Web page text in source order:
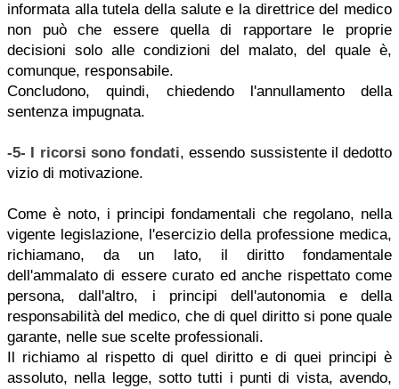
informata alla tutela della salute e la direttrice del medico
non può che essere quella di rapportare le proprie
decisioni solo alle condizioni del malato, del quale è,
comunque, responsabile.
Concludono, quindi, chiedendo l'annullamento della
sentenza impugnata.
-5- I ricorsi sono fondati, essendo sussistente il dedotto
vizio di motivazione.
Come è noto, i principi fondamentali che regolano, nella
vigente legislazione, l'esercizio della professione medica,
richiamano, da un lato, il diritto fondamentale
dell'ammalato di essere curato ed anche rispettato come
persona, dall'altro, i principi dell'autonomia e della
responsabilità del medico, che di quel diritto si pone quale
garante, nelle sue scelte professionali.
Il richiamo al rispetto di quel diritto e di quei principi è
assoluto, nella legge, sotto tutti i punti di vista, avendo,